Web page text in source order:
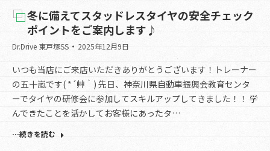
冬に備えてスタッドレスタイヤの安全チェック
ポイントをご案内します♪
Dr.Drive 東戸塚SS 2025年12月9日
いつも当店にご来店いただきありがとうございます！トレーナー
の五十嵐です( *´艸｀) 先日、神奈川県自動車振興会教育センタ
ーでタイヤの研修会に参加してスキルアップしてきました！！ 学
んできたことを活かしてお客様にあったタ…
…続きを読む